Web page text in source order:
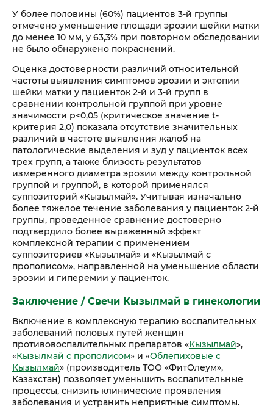
У более половины (60%) пациентов 3-й группы
отмечено уменьшение площади эрозии шейки матки
до менее 10 мм, у 63,3% при повторном обследовании
не было обнаружено покраснений.
Оценка достоверности различий относительной
частоты выявления симптомов эрозии и эктопии
шейки матки у пациенток 2-й и 3-й групп в
сравнении контрольной группой при уровне
значимости p<0,05 (критическое значение t-
критерия 2,0) показала отсутствие значительных
различий в частоте выявления жалоб на
патологические выделения и зуд у пациенток всех
трех групп, а также близость результатов
измеренного диаметра эрозии между контрольной
группой и группой, в которой применялся
суппозиторий «Кызылмай». Учитывая изначально
более тяжелое течение заболевания у пациенток 2-й
группы, проведенное сравнение достоверно
подтвердило более выраженный эффект
комплексной терапии с применением
суппозиториев «Кызылмай» и «Кызылмай с
прополисом», направленной на уменьшение области
эрозии и гиперемии у пациенток.
Заключение / Свечи Кызылмай в гинекологии
Включение в комплексную терапию воспалительных
заболеваний половых путей женщин
противовоспалительных препаратов «Кызылмай»,
«Кызылмай с прополисом» и «Облепиховые с
Кызылмай» (производитель ТОО «ФитОлеум»,
Казахстан) позволяет уменьшить воспалительные
процессы, снизить клинические проявления
заболевания и устранить неприятные симптомы.